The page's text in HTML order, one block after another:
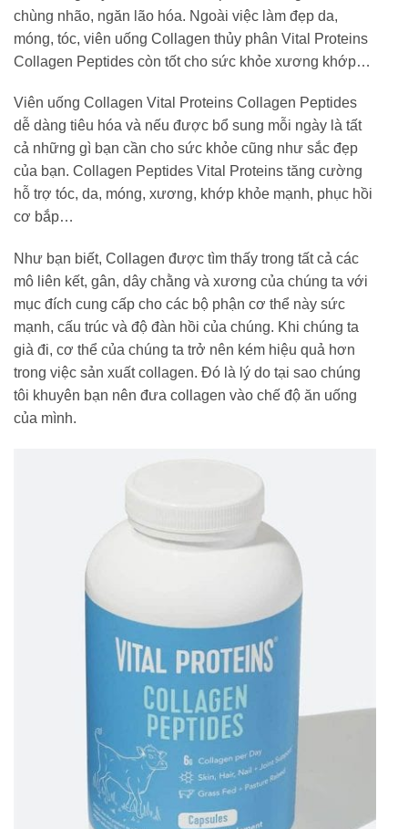
chùng nhão, ngăn lão hóa. Ngoài việc làm đẹp da,
móng, tóc, viên uống Collagen thủy phân Vital Proteins
Collagen Peptides còn tốt cho sức khỏe xương khớp…
Viên uống Collagen Vital Proteins Collagen Peptides
dễ dàng tiêu hóa và nếu được bổ sung mỗi ngày là tất
cả những gì bạn cần cho sức khỏe cũng như sắc đẹp
của bạn. Collagen Peptides Vital Proteins tăng cường
hỗ trợ tóc, da, móng, xương, khớp khỏe mạnh, phục hồi
cơ bắp…
Như bạn biết, Collagen được tìm thấy trong tất cả các
mô liên kết, gân, dây chằng và xương của chúng ta với
mục đích cung cấp cho các bộ phận cơ thể này sức
mạnh, cấu trúc và độ đàn hồi của chúng. Khi chúng ta
già đi, cơ thể của chúng ta trở nên kém hiệu quả hơn
trong việc sản xuất collagen. Đó là lý do tại sao chúng
tôi khuyên bạn nên đưa collagen vào chế độ ăn uống
của mình.